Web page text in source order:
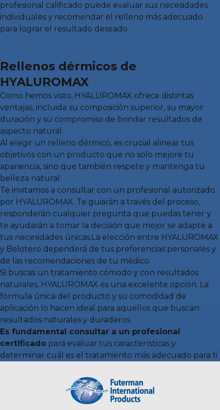
profesional calificado puede evaluar sus necesidades
individuales y recomendar el relleno más adecuado
para lograr el resultado deseado.
Rellenos dérmicos de
HYALUROMAX
Como hemos visto, HYALUROMAX ofrece distintas
ventajas, incluida su composición superior, su mayor
duración y su compromiso de brindar resultados de
aspecto natural.
Al elegir un relleno dérmico, es crucial alinear tus
objetivos con un producto que no solo mejore tu
apariencia, sino que también respete y mantenga tu
belleza natural.
Te invitamos a consultar con un profesional autorizado
por HYALUROMAX. Te guiarán a través del proceso,
responderán cualquier pregunta que puedas tener y
te ayudarán a tomar la decisión que mejor se adapte a
tus necesidades únicas.La elección entre HYALUROMAX
y Belotero dependerá de tus preferencias personales y
de las recomendaciones de tu médico.
Si buscas un tratamiento cómodo y con resultados
naturales, HYALUROMAX es una excelente opción. La
fórmula única del producto y su comodidad de
aplicación lo hacen ideal para aquellos que buscan
resultados naturales y duraderos.
Es fundamental consultar a un profesional
certificado para evaluar tus características y
determinar cuál es el tratamiento más adecuado para ti